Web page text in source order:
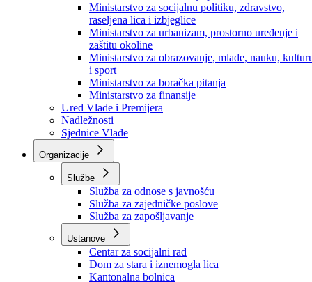
Ministarstvo za privredu
Ministarstvo za pravosuđe, upravu i radne odnose
Ministarstvo za unutrašnje poslove
Ministarstvo za socijalnu politiku, zdravstvo,
raseljena lica i izbjeglice
Ministarstvo za urbanizam, prostorno uređenje i
zaštitu okoline
Ministarstvo za obrazovanje, mlade, nauku,
i sport
Ministarstvo za boračka pitanja
Ministarstvo za finansije
Ured Vlade i Premijera
Nadležnosti
Sjednice Vlade
Organizacije
Službe
Služba za odnose s javnošću
Služba za zajedničke poslove
Služba za zapošljavanje
Ustanove